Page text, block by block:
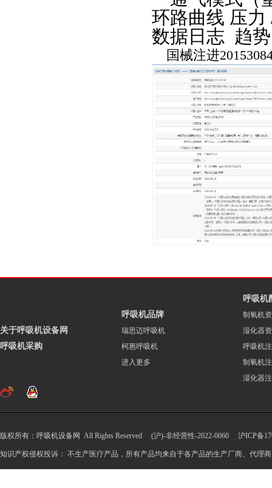
环路曲线 压
数据日志 趋
国械注进
关于呼吸机设备网
呼吸机采购
呼吸机品牌
瑞思迈呼吸机
柯惠呼吸机
进入更多
呼吸机
制氧机
湿化器
呼吸机
制氧机
湿化器
版权所有：呼吸机设备网 All Rights Reserved (沪)-非经营性-2022-0060 沪ICP备
知识产权侵权投诉： 不生产医疗产品，所有产品均来自于各产品的生产厂商、代理